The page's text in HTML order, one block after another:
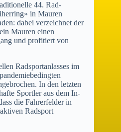
44. Rad-
in Mauren
dabei verzeichnet der
Mauren einen
und profitiert von
Radsportanlasses im
In den letzten
Sportler aus dem In-
die Fahrerfelder in
Radsport